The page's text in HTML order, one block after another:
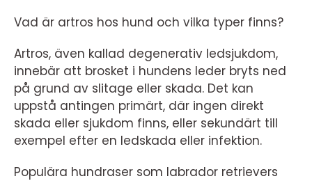
Vad är artros hos hund och vilka typer finns?
Artros, även kallad degenerativ ledsjukdom,
innebär att brosket i hundens leder bryts ned
på grund av slitage eller skada. Det kan
uppstå antingen primärt, där ingen direkt
skada eller sjukdom finns, eller sekundärt till
exempel efter en ledskada eller infektion.
Populära hundraser som labrador retrievers